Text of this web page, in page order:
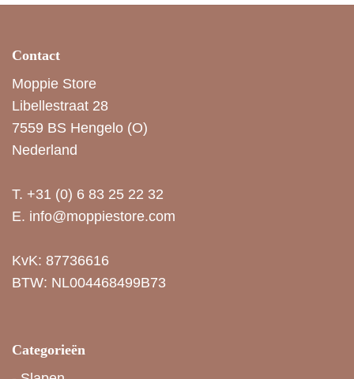
Contact
Moppie Store
Libellestraat 28
7559 BS Hengelo (O)
Nederland
T. +31 (0) 6 83 25 22 32
E. info@moppiestore.com
KvK: 87736616
BTW: NL004468499B73
Categorieën